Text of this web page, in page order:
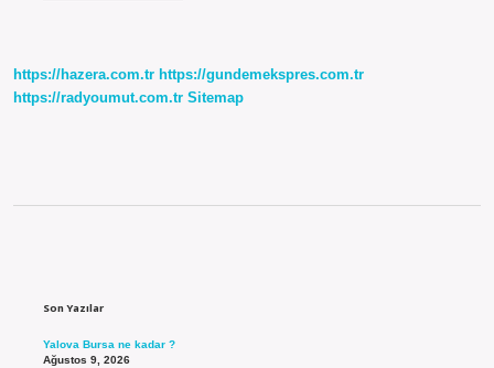
https://hazera.com.tr https://gundemekspres.com.tr
https://radyoumut.com.tr Sitemap
Son Yazılar
Yalova Bursa ne kadar ?
Ağustos 9, 2026